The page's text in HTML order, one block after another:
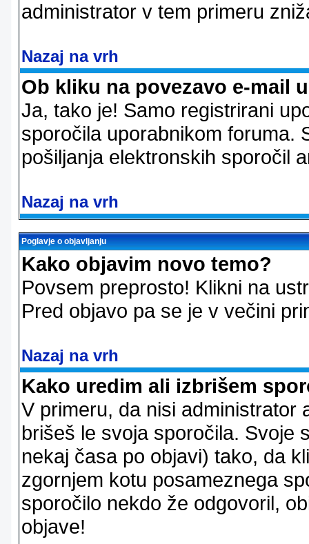
administrator v tem primeru
Nazaj na vrh
Ob kliku na povezavo e-mail
Ja, tako je! Samo registrirani
sporočila uporabnikom foruma.
pošiljanja elektronskih sporočil
Nazaj na vrh
Poglavje o objavljanju
Kako objavim novo temo?
Povsem preprosto! Klikni na
Pred objavo pa se je v večini
Nazaj na vrh
Kako uredim ali izbrišem
V primeru, da nisi administrator
brišeš le svoja sporočila. Svoje
nekaj časa po objavi) tako, da
zgornjem kotu posameznega
sporočilo nekdo že odgovoril,
objave!